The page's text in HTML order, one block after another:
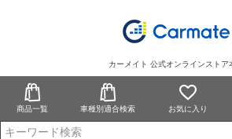
カーメイト 公式オンラインストア
商品一覧 車種別適合検索 お気に入り